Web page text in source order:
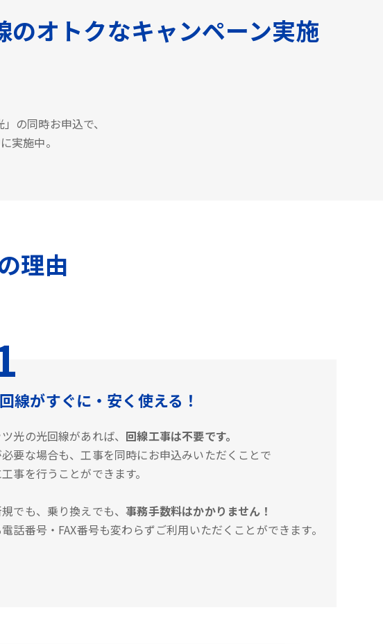
オトクなキャンペーン実施
の同時お申込で、
実施中。
理由
線がすぐに・安く使える！
光の光回線があれば、 回線工事は不要です。
要な場合も、工事を同時にお申込みいただくことで
事を行うことができます。
規でも、乗り換えでも、事務手数料はかかりません！
話番号・FAX番号も変わらずご利用いただくことができます。